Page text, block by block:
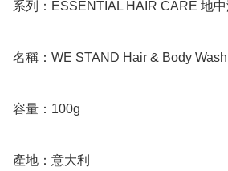
系列：ESSENTIAL HAIR CARE 地中
名稱：WE STAND Hair & Body
容量：100g
產地：意大利